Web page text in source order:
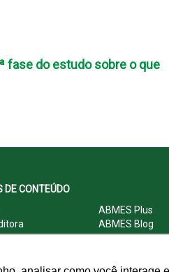
fase do estudo sobre o que
DE CONTEÚDO
ABMES Plus
ABMES Blog
Legislação
Associado ABMES
Contato